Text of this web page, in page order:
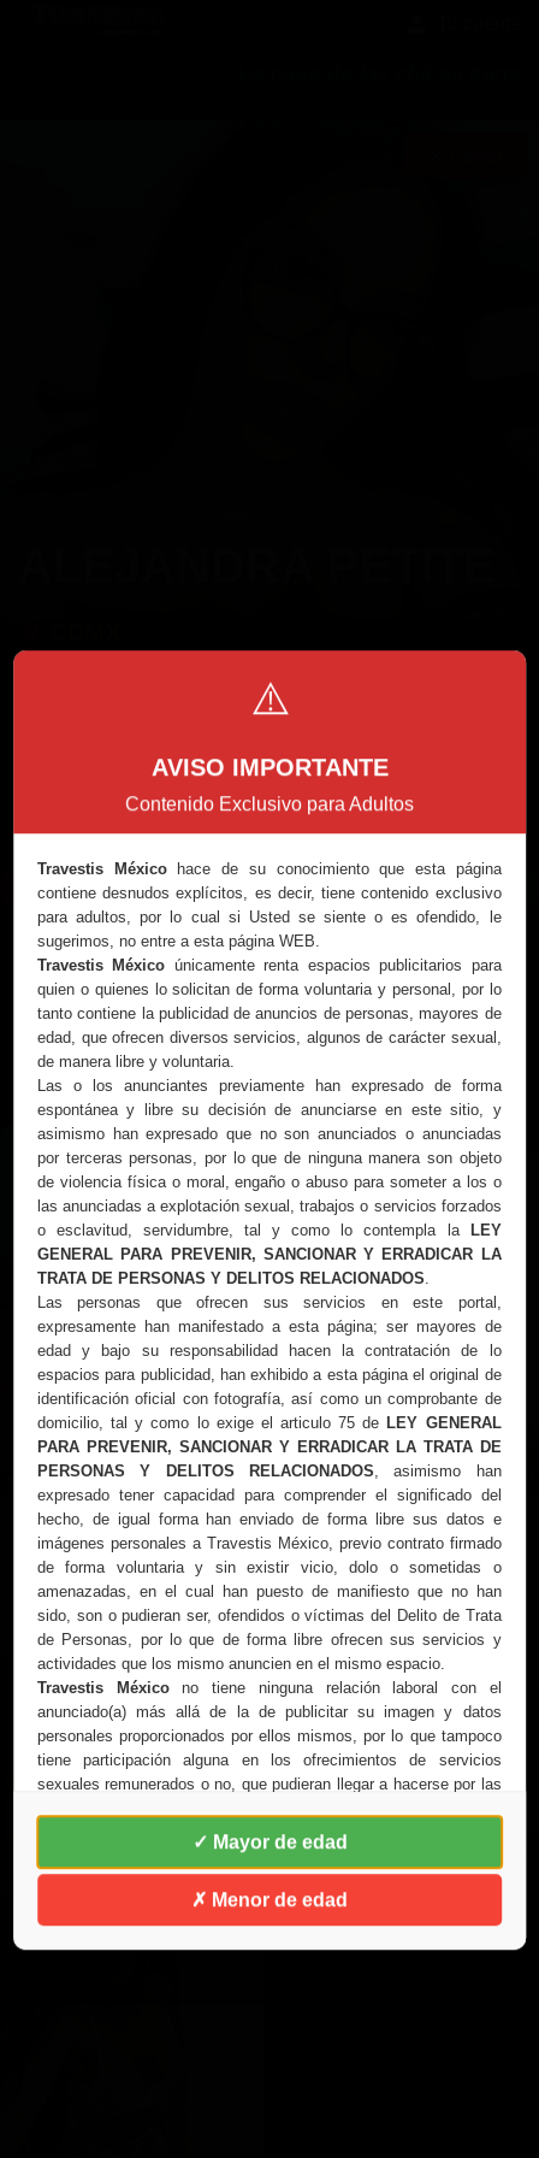
⚠️
AVISO IMPORTANTE
Contenido Exclusivo para Adultos
Travestis Méxicohace de su conocimiento que esta página
contiene desnudos explícitos, es decir, tiene contenido exclusivo
para adultos, por lo cual si Usted se siente o es ofendido, le
sugerimos, no entre a esta página WEB.
Travestis México únicamente renta espacios publicitarios para
quien o quienes lo solicitan de forma voluntaria y personal, por lo
tanto contiene la publicidad de anuncios de personas, mayores de
edad, que ofrecen diversos servicios, algunos de carácter sexual,
de manera libre y voluntaria.
Las o los anunciantes previamente han expresado de forma
espontánea y libre su decisión de anunciarse en este sitio, y
asimismo han expresado que no son anunciados o anunciadas
por terceras personas, por lo que de ninguna manera son objeto
de violencia física o moral, engaño o abuso para someter a los o
las anunciadas a explotación sexual, trabajos o servicios forzados
o esclavitud, servidumbre, tal y como lo contempla la
LEY
GENERAL PARA PREVENIR, SANCIONAR Y ERRADICAR LA
TRATA DE PERSONAS Y DELITOS RELACIONADOS
Las personas que ofrecen sus servicios en este portal,
expresamente han manifestado a esta página; ser mayores de
edad y bajo su responsabilidad hacen la contratación de lo
espacios para publicidad, han exhibido a esta página el original de
identificación oficial con fotografía, así como un comprobante de
domicilio, tal y como lo exige el articulo 75 de LEY GENERAL
PARA PREVENIR, SANCIONAR Y ERRADICAR LA TRATA DE
PERSONAS Y DELITOS RELACIONADOS , asimismo han
expresado tener capacidad para comprender el significado del
hecho, de igual forma han enviado de forma libre sus datos e
imágenes personales a Travestis México, previo contrato firmado
de forma voluntaria y sin existir vicio, dolo o sometidas o
amenazadas, en el cual han puesto de manifiesto que no han
sido, son o pudieran ser, ofendidos o víctimas del Delito de Trata
de Personas, por lo que de forma libre ofrecen sus servicios y
actividades que los mismo anuncien en el mismo espacio.
Travestis Méxicono tiene ninguna relación laboral con el
anunciado(a) más allá de la de publicitar su imagen y datos
personales proporcionados por ellos mismos, por lo que tampoco
tiene participación alguna en los ofrecimientos de servicios
sexuales remunerados o no, que pudieran llegar a hacerse por las
se pronuncia en contra de la TRATA DE
PERSONAS y no realiza ni fomenta la práctica de la prostitución
y en todo caso, esto, es exclusiva responsabilidad del anunciado
y de quien la o lo contrata de manera gratuita o con remuneración
económica, ya que de forma espontánea y libre a solicitado a
✓ Mayor de edad
✗ Menor de edad
Llamar WhatsApp
Datos
526441948029
Altura: 1.60 mts.
Medidas:
Ojos:
Oscuro claros
Idiomas:Español
Viajes:Sí
Horarios:Full Time